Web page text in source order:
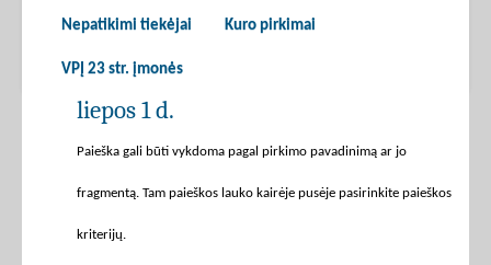
Nepatikimi tiekėjai Kuro pirkimai
VPĮ 23 str. įmonės
liepos 1 d.
Paieška gali būti vykdoma pagal pirkimo pavadinimą ar jo
fragmentą. Tam paieškos lauko kairėje pusėje pasirinkite paieškos
kriterijų.